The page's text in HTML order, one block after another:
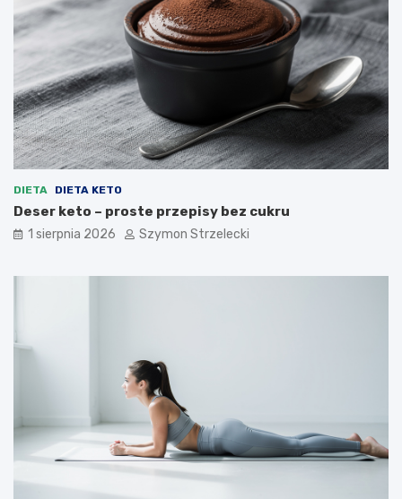
DIETA DIETA KETO
Deser keto – proste przepisy bez cukru
1 sierpnia 2026 Szymon Strzelecki